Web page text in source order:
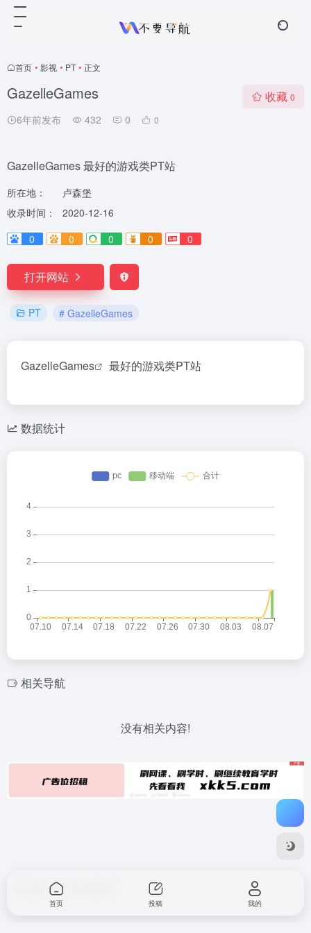
首页 • 影视 • PT • 正文
GazelleGames
6年前发布 432 0 0
收藏 0
GazelleGames 最好的游戏类PT站
所在地：
卢森堡
收录时间：
2020-12-16
0
0 0 0 0
打开网站
PT # GazelleGames
GazelleGames 最好的游戏类PT站
数据统计
相关导航
没有相关内容!
Copyright © 2026
首页 投稿 我的